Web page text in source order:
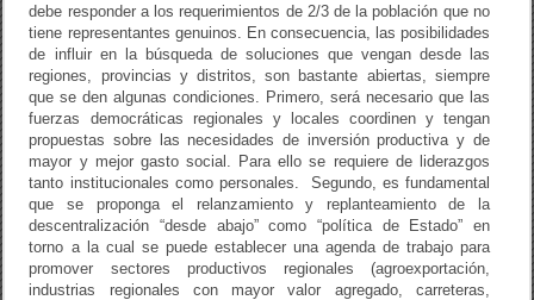
debe responder a los requerimientos de 2/3 de la población que no
tiene representantes genuinos. En consecuencia, las posibilidades
de influir en la búsqueda de soluciones que vengan desde las
regiones, provincias y distritos, son bastante abiertas, siempre
que se den algunas condiciones. Primero, será necesario que las
fuerzas democráticas regionales y locales coordinen y tengan
propuestas sobre las necesidades de inversión productiva y de
mayor y mejor gasto social. Para ello se requiere de liderazgos
tanto institucionales como personales. Segundo, es fundamental
que se proponga el relanzamiento y replanteamiento de la
descentralización “desde abajo” como “política de Estado” en
torno a la cual se puede establecer una agenda de trabajo para
promover sectores productivos regionales (agroexportación,
industrias regionales con mayor valor agregado, carreteras,